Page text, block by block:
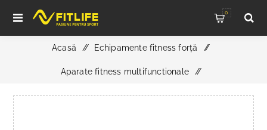
0
Acasă / Echipamente fitness forță /
Aparate fitness multifunctionale /
ATX Lat Pulldown & Low Row LTO-510 Plate Load –